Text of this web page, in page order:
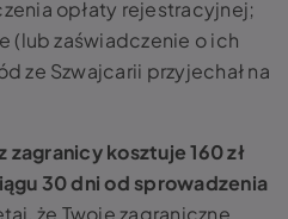
opłaty rejestracyjnej;
(lub zaświadczenie o ich
ze Szwajcarii przyjechał na
kosztuje 160 zł
30 dni od sprowadzenia
że Twoje zagraniczne